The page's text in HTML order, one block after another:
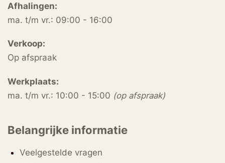
Afhalingen:
ma. t/m vr.: 09:00 - 16:00
Verkoop:
Op afspraak
Werkplaats:
ma. t/m vr.: 10:00 - 15:00 (op afspraak)
Belangrijke informatie
Veelgestelde vragen